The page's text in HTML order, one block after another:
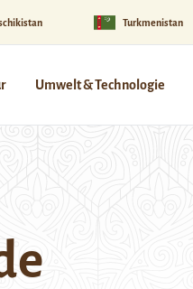
Turkmenistan
Umwelt & Technologie